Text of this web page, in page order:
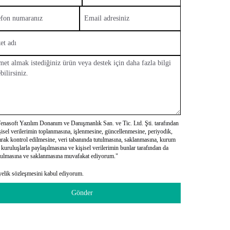
Yazılım Donanım ve Danışmanlık San. ve Tic. Ltd. Şti. tarafından
verilerimin toplanmasına, işlenmesine, güncellenmesine, periyodik,
kontrol edilmesine, veri tabanında tutulmasına, saklanmasına, kurum
paylaşılmasına ve kişisel verilerimin bunlar tarafından da
ve saklanmasına muvafakat ediyorum."
sözleşmesini kabul ediyorum.
Gönder